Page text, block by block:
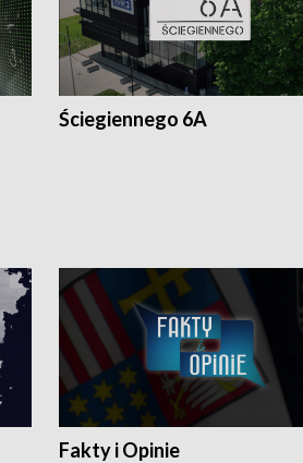
Ściegiennego 6A
Fakty i Opinie